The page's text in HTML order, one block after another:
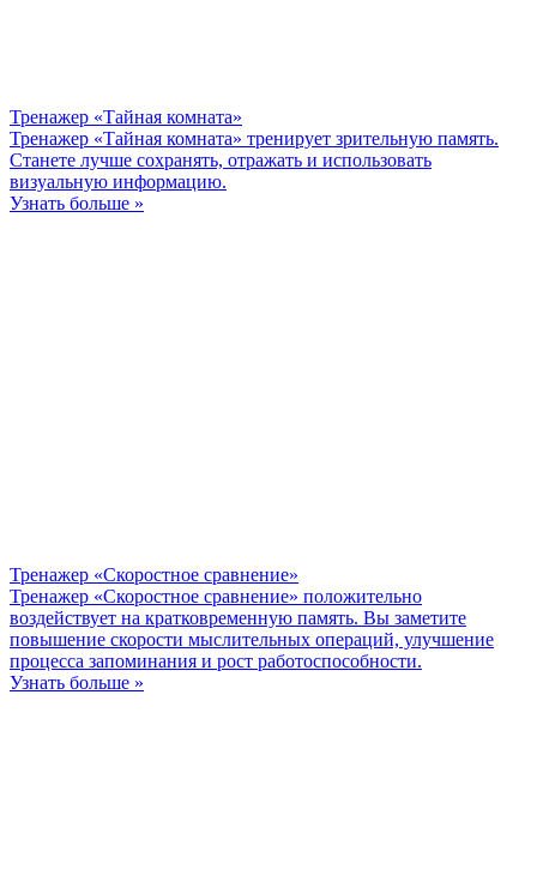
Тренажер «Тайная комната»
Тренажер «Тайная комната» тренирует зрительную память.
Станете лучше сохранять, отражать и использовать
визуальную информацию.
Узнать больше »
Тренажер «Скоростное сравнение»
Тренажер «Скоростное сравнение» положительно
воздействует на кратковременную память. Вы заметите
повышение скорости мыслительных операций, улучшение
процесса запоминания и рост работоспособности.
Узнать больше »